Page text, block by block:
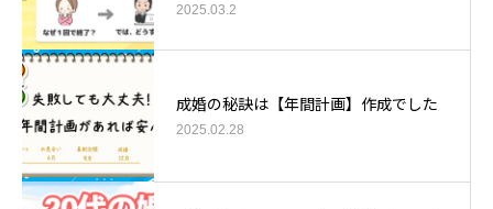
2025.03.2
成婚の秘訣は【年間計画】作成でした
2025.02.28